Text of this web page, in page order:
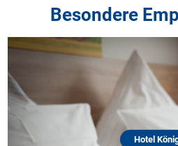
Besondere
Hotel König